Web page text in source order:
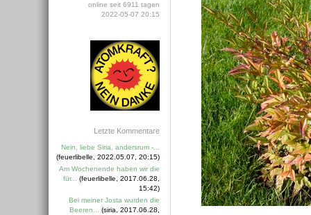
online seit 6911 tagen
2022-05-07 20:15
Letzte Kommentare
Nein, liebe Siria, andersrum -...
(feuerlibelle, 2022.05.07, 20:15)
Am Wochenende haben wir die
für...
(feuerlibelle, 2017.06.28,
15:42)
Bei meiner Josta wurden die
Beeren...
(siria, 2017.06.28,